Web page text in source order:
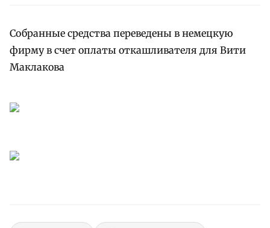
Собранные средства переведены в немецкую
фирму в счет оплаты откашливателя для Вити
Маклакова